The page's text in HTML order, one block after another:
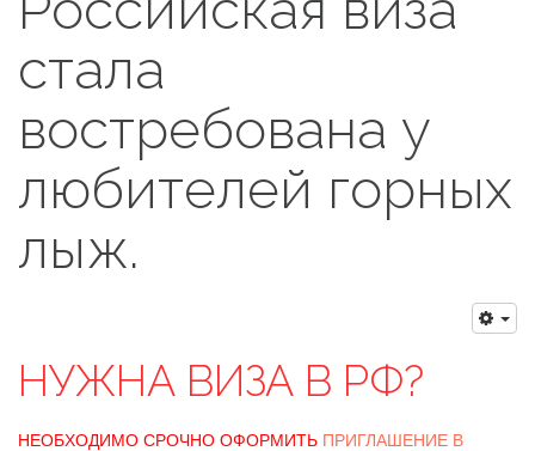
стала
востребована у
любителей горных
лыж.
НУЖНА ВИЗА В РФ?
НЕОБХОДИМО СРОЧНО ОФОРМИТЬ ПРИГЛАШЕНИЕ В